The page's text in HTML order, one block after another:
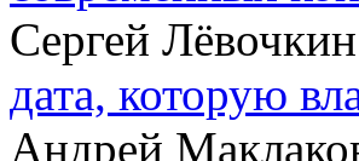
Сергей Лёвочкин
дата, которую
Андрей